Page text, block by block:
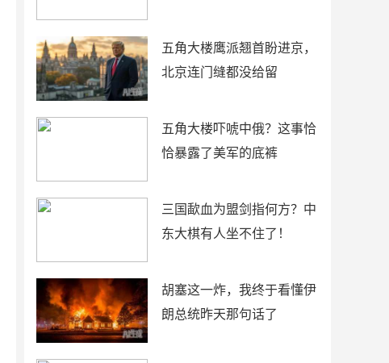
五角大楼鹰派翘首盼进京，
北京连门缝都没给留
五角大楼吓唬中俄？这事恰
恰暴露了美军的底裤
三国歃血为盟剑指何方？中
东大棋有人坐不住了！
胡塞这一炸，我终于看懂伊
朗总统昨天那句话了